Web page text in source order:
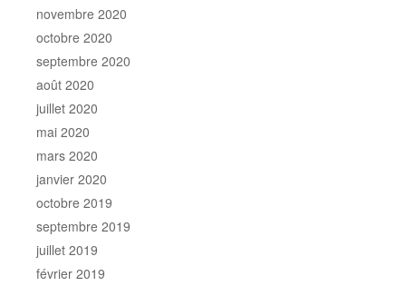
novembre 2020
octobre 2020
septembre 2020
août 2020
juillet 2020
mai 2020
mars 2020
janvier 2020
octobre 2019
septembre 2019
juillet 2019
février 2019